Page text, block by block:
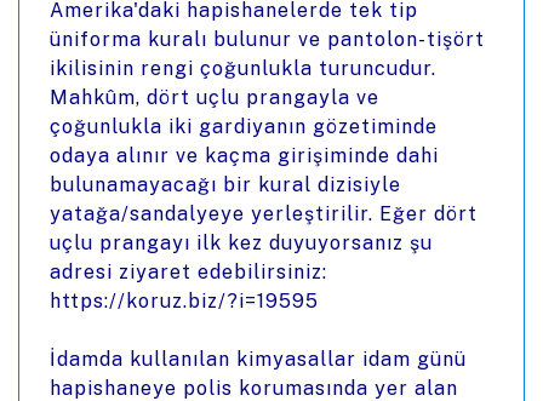
Amerika'daki hapishanelerde tek tip
üniforma kuralı bulunur ve pantolon-tişört
ikilisinin rengi çoğunlukla turuncudur.
Mahkûm, dört uçlu prangayla ve
çoğunlukla iki gardiyanın gözetiminde
odaya alınır ve kaçma girişiminde dahi
bulunamayacağı bir kural dizisiyle
yatağa/sandalyeye yerleştirilir. Eğer dört
uçlu prangayı ilk kez duyuyorsanız şu
adresi ziyaret edebilirsiniz:
https://koruz.biz/?i=19595
İdamda kullanılan kimyasallar idam günü
hapishaneye polis korumasında yer alan